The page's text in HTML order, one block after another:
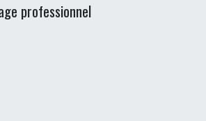
professionnel